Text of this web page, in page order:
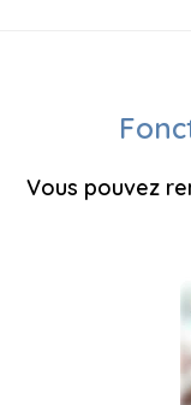
Vous pouvez